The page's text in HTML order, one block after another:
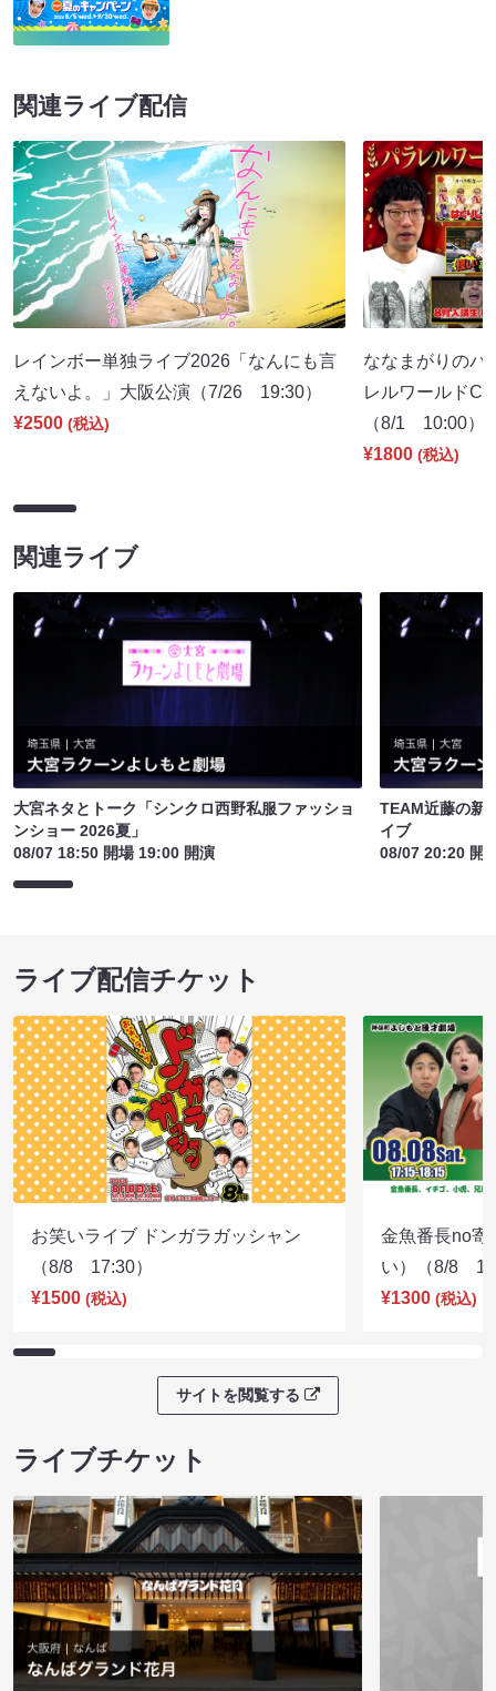
関連ライブ配信
レインボー単独ライブ2026「なんにも言
えないよ。」大阪公演（7/26 19:30）
¥2500 (税込)
ななまがりのパ
レルワールド
（8/1 10:00）
¥1800 (税込)
関連ライブ
大宮ネタとトーク「シンクロ西野私服ファッショ
ンショー 2026夏」
08/07 18:50 開場 19:00 開演
TEAM近藤の新
イブ
08/07 20:20 開
ライブ配信チケット
お笑いライブ ドンガラガッシャン
（8/8 17:30）
¥1500 (税込)
金魚番長no寄
い）（8/8
¥1300 (税込)
サイトを閲覧する
ライブチケット